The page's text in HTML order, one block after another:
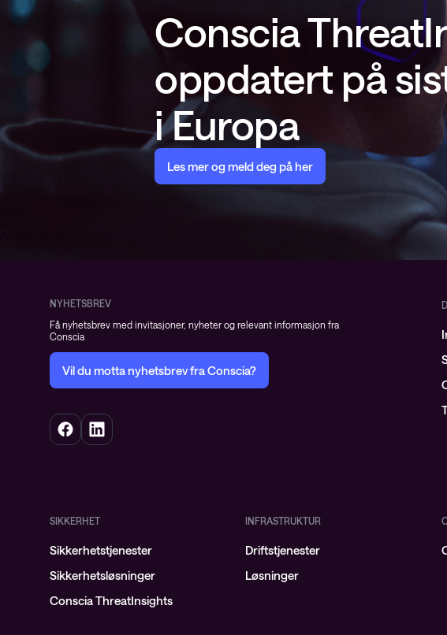
Conscia
oppdatert på
i Europa
Les mer og meld deg på her
NYHETSBREV
Få nyhetsbrev med invitasjoner, nyheter og relevant informasjon fra
Conscia
Vil du motta nyhetsbrev fra Conscia?
SIKKERHET
Sikkerhetstjenester
Sikkerhetsløsninger
Conscia ThreatInsights
INFRASTRUKTUR
Driftstjenester
Løsninger